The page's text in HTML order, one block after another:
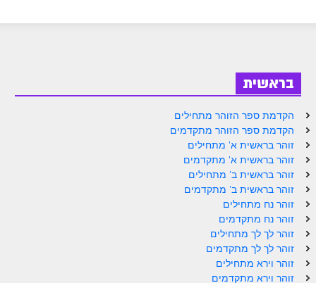
חוקת למתחילים
חוקת מתקדמים
זוהר בלק למתחילים
זוהר בלק למתקדמים
זוהר פנחס למתחילים
זוהר פנחס למתקדמים
ספר הזוהר – דברים
בראשית
הקדמת ספר הזוהר מתחילים
הקדמת ספר הזוהר מתקדמים
זוהר בראשית א' מתחילים
זוהר בראשית א' מתקדמים
זוהר בראשית ב' מתחילים
זוהר בראשית ב' מתקדמים
זוהר נח מתחילים
זוהר נח מתקדמים
זוהר לך לך מתחילים
זוהר לך לך מתקדמים
זוהר וירא מתחילים
זוהר וירא מתקדמים